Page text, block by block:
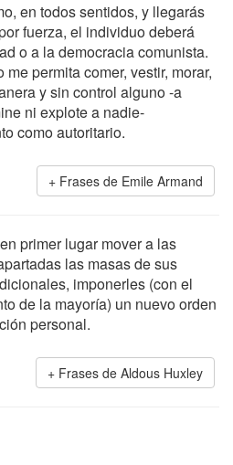
en todos sentidos, y llegarás
fuerza, el individuo deberá
o a la democracia comunista.
permita comer, vestir, morar,
y sin control alguno -a
ni explote a nadie-
como autoritario.
Frases de Emile Armand
primer lugar mover a las
las masas de sus
imponerles (con el
de la mayoría) un nuevo orden
personal.
Frases de Aldous Huxley